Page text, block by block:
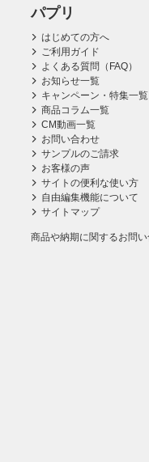
パプリ
はじめての方へ
ご利用ガイド
よくある質問（FAQ）
お知らせ一覧
キャンペーン・特集一覧
商品コラム一覧
CM動画一覧
お問い合わせ
サンプルのご請求
お客様の声
サイトの便利な使い方
自由編集機能について
サイトマップ
商品や納期に関するお問